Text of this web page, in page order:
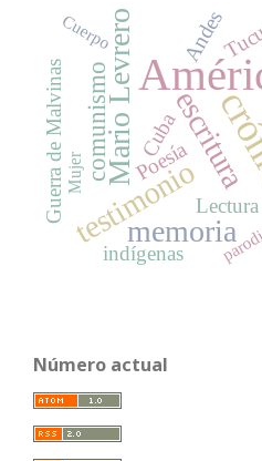
Mario Levrero escritura
testimonio
memoria
comunismo
Andes
Poesía
Lectura
indígenas
Guerra de Malvinas Cuba
Cuerpo
Mujer
Número actual